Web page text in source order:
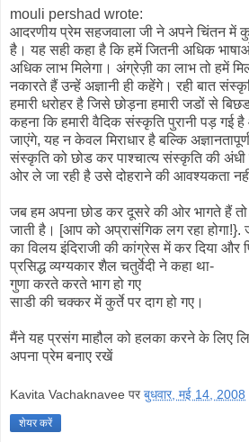
mouli pershad wrote:
आदरणीय प्रेम सहजवाला जी ने अपने चिंतन में
है। यह सही कहा है कि हमें जितनी अधिक
अधिक लाभ मिलेगा। अंग्रेज़ी का लाभ तो हमें
नकारते हैं उन्हें अज्ञानी ही कहेंगे। रही बात
हमारी धरोहर है जिसे छोड़ना हमारी जडों से
कहना कि हमारी वैदिक संस्कृति पुरानी पड़
जाएंगे, यह न केवल मिराधार है बल्कि
संस्कृति को छोड कर पाश्चात्य संस्कृति की
ओर ले जा रही है उसे दोहराने की आवश्यकता
जब हम अपना छोड कर दूसरे की ओर भागते हैं तो
जाती है। [आप को अप्रासंगिक लग रहा होगा!}.
का विलय इंदिराजी की कांग्रेस में कर दिया और
प्रसिद्ध व्यग्यकार शैल चतुर्वेदी ने कहा था-
गुणा करते करते भाग हो गए
साडी की चक्कर में कुर्ते पर दाग हो गए।
मैंने यह प्रसंग माहौल को हलका करने के लिए
अपना प्रेम बनाए रखें
Kavita Vachaknavee परबुधवार, मई 14, 2008
शेयर करें